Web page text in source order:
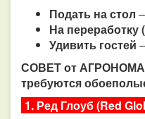
Подать на стол
На переработку
Удивить гостей
СОВЕТ от АГРОНОМА.
требуются
1. Ред Глоуб (Red